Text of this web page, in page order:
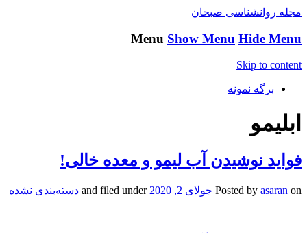
مجله روانشناسی صبحان
Menu Show Menu Hide Menu
Skip to content
برگه نمونه
ابلیمو
فواید نوشیدن آب لیمو و معده خالی!
Posted by asaran on جولای 2, 2020 and filed under دسته‌بندی نشده